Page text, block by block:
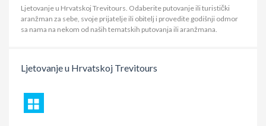
Ljetovanje u Hrvatskoj Trevitours. Odaberite putovanje ili turistički
aranžman za sebe, svoje prijatelje ili obitelj i provedite godišnji odmor
sa nama na nekom od naših tematskih putovanja ili aranžmana.
Ljetovanje u Hrvatskoj Trevitours